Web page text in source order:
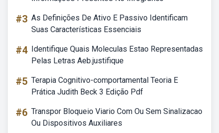
#3 As Definições De Ativo E Passivo Identificam
Suas Características Essenciais
#4 Identifique Quais Moleculas Estao Representadas
Pelas Letras Aeb.justifique
#5 Terapia Cognitivo-comportamental Teoria E
Prática Judith Beck 3 Edição Pdf
#6 Transpor Bloqueio Viario Com Ou Sem Sinalizacao
Ou Dispositivos Auxiliares